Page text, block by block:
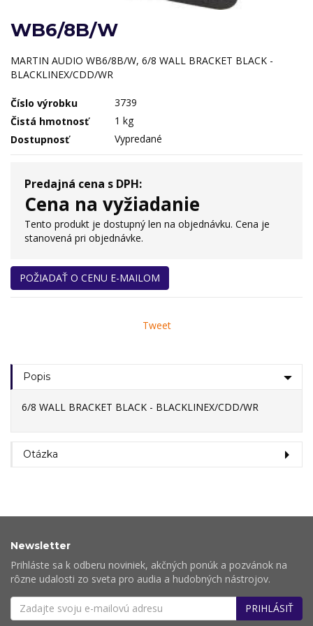
WB6/8B/W
MARTIN AUDIO WB6/8B/W, 6/8 WALL BRACKET BLACK -
BLACKLINEX/CDD/WR
Číslo výrobku
3739
Čistá hmotnosť
1 kg
Dostupnosť
Vypredané
Predajná cena s DPH:
Cena na vyžiadanie
Tento produkt je dostupný len na objednávku. Cena je
stanovená pri objednávke.
POŽIADAŤ O CENU E-MAILOM
Tweet
Popis
6/8 WALL BRACKET BLACK - BLACKLINEX/CDD/WR
Otázka
Newsletter
Prihláste sa k odberu noviniek, akčných ponúk a pozvánok na
rôzne udalosti zo sveta pro audia a hudobných nástrojov.
PRIHLÁSIŤ